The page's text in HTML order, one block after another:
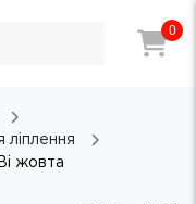
0
ліплення
жовта